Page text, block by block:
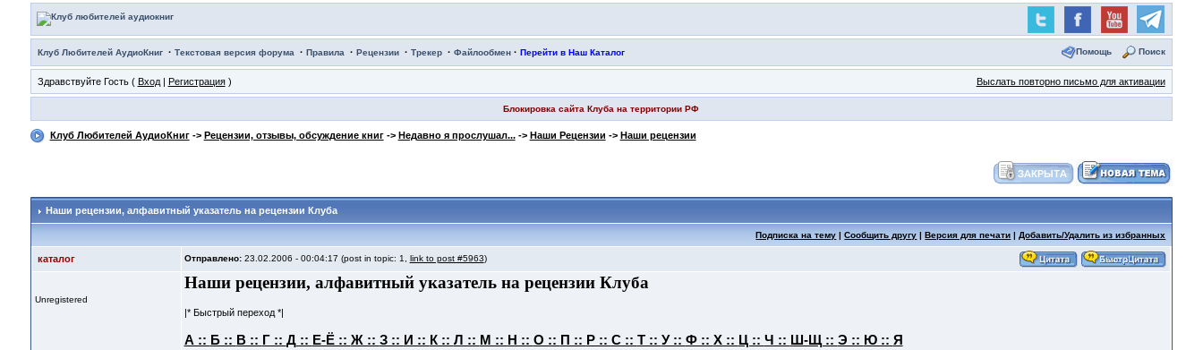
Клуб Любителей АудиоКниг· Текстовая версия форума · Правила · Рецензии· Трекер· Файлообмен· Перейти в Наш Каталог Помощь Поиск
Здравствуйте Гость ( Вход| Регистрация) Выслать повторно письмо для активации
Блокировка сайта Клуба на территории РФ
Клуб Любителей АудиоКниг-> Рецензии, отзывы, обсуждение книг-> Недавно я прослушал...-> Наши Рецензии -> Наши рецензии
Наши рецензии, алфавитный указатель на рецензии Клуба
Подписка на тему |Сообщить другу |Версия для печати |Добавить/Удалить из избранных
каталог Отправлено: 23.02.2006 - 00:04:17 (post in topic: 1, link to post #5963)
Unregistered
Наши рецензии, алфавитный указатель на рецензии Клуба
|* Быстрый переход *|
А :: Б :: В :: Г :: Д :: Е-Ё :: Ж :: З :: И :: К :: Л :: М :: Н :: О :: П :: Р :: С :: Т :: У :: Ф :: Х :: Ц :: Ч :: Ш-Щ :: Э :: Ю :: Я